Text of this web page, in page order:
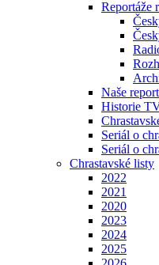
Reportáže
Naše
Historie
Seriál o
Seriál o
Chrastavské listy
2022
2021
2020
2023
2024
2025